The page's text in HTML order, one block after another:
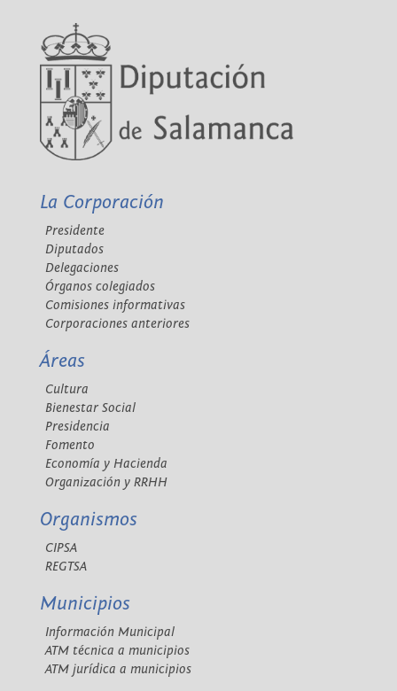
La Corporación
Presidente
Diputados
Delegaciones
Órganos colegiados
Comisiones informativas
Corporaciones anteriores
Áreas
Cultura
Bienestar Social
Presidencia
Fomento
Economía y Hacienda
Organización y RRHH
Organismos
CIPSA
REGTSA
Municipios
Información Municipal
ATM técnica a municipios
ATM jurídica a municipios